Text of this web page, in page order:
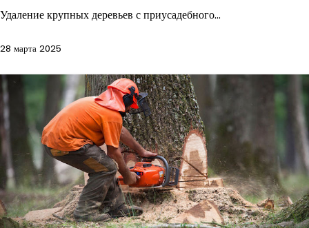
Удаление крупных деревьев с приусадебного…
28 марта 2025